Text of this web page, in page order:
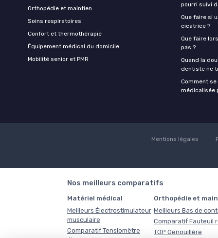
Orthopédie et maintien
Soins respiratoires
Confort et thermothérapie
Équipement médical du domicile
Mobilité senior et PMR
pourri suivi
Que faire si
cicatrice ?
Que faire
pas ?
Quand la
dentiste ne
Comment
médicalisée
Mentions légales
Nos meilleurs comparatifs
Matériel médical
Meilleurs Électrostimulateur
musculaire
Comparatif Tensiomètre
Orthopédie et
Meilleurs Bas de
Comparatif Fauteuil
TOP Genouillère